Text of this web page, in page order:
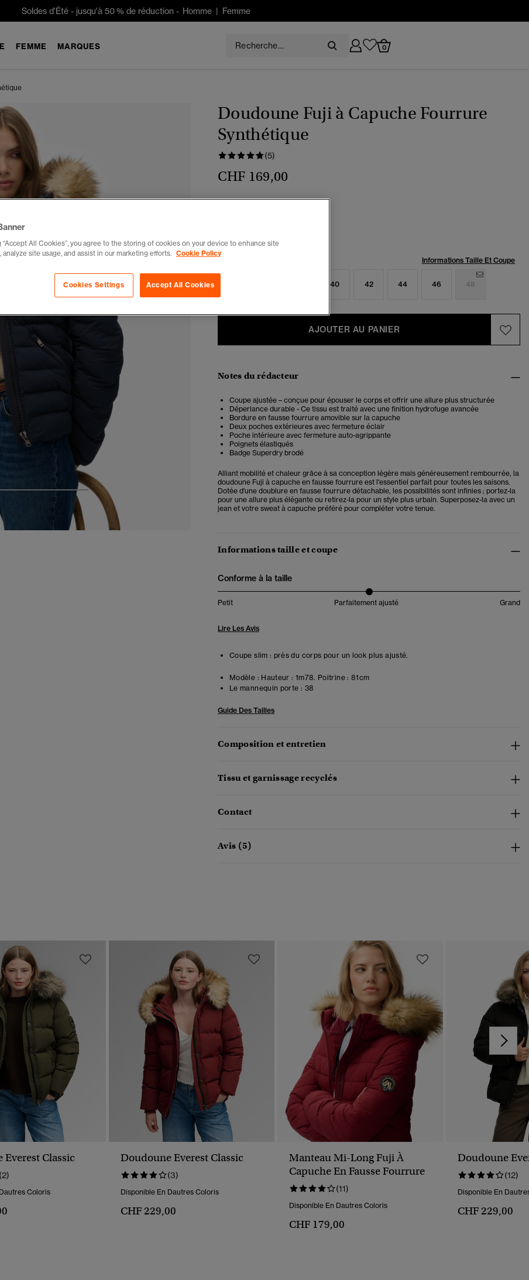
Soldes d'Été -jusqu'à 50 % de réduction - Homme| Femme
FEMME MARQUES 0
7
Doudoune Fuji à Capuche Fourrure
Synthétique
(5)
CHF 169,00
Couleur :bleu marine éclipse
Choisis Taille: Informations Taille Et Coupe
40 42 44 46 48
AJOUTER AU PANIER
Notes du rédacteur
Coupe ajustée – conçue pour épouser le corps et offrir une allure plus structurée
Déperlance durable - Ce tissu est traité avec une finition hydrofuge avancée
Bordure en fausse fourrure amovible sur la capuche
Deux poches extérieures avec fermeture éclair
Poche intérieure avec fermeture auto-agrippante
Poignets élastiqués
Badge Superdry brodé
Alliant mobilité et chaleur grâce à sa conception légère mais généreusement rembourrée, la
doudoune Fuji à capuche en fausse fourrure est l'essentiel parfait pour toutes les saisons.
Dotée d'une doublure en fausse fourrure détachable, les possibilités sont infinies ; portez-la
pour une allure plus élégante ou retirez-la pour un style plus urbain. Superposez-la avec un
jean et votre sweat à capuche préféré pour compléter votre tenue.
Informations taille et coupe
Conforme à la taille
Petit Parfaitement ajusté Grand
Lire Les Avis
Coupe slim : près du corps pour un look plus ajusté.
Modèle : Hauteur : 1m78. Poitrine : 81cm
Le mannequin porte : 38
Guide Des Tailles
Composition et entretien
Tissu et garnissage recyclés
Contact
Avis (5)
Classic
(2)
Coloris
Doudoune Everest Classic
(3)
Disponible En Dautres Coloris
CHF 229,00
Manteau Mi-Long Fuji À
Capuche En Fausse Fourrure
(11)
Disponible En Dautres Coloris
CHF 179,00
Doudoune
(12)
Disponible En
CHF 229,00
“Accept All Cookies”, you agree to the storing of cookies on your device to enhance site
analyze site usage, and assist in our marketing efforts. Cookie Policy
Accept All Cookies
Cookies Settings